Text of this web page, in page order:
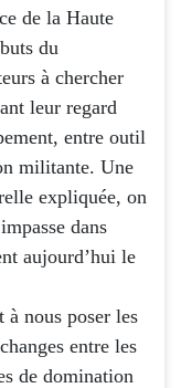
de la Haute
du
à chercher
leur regard
entre outil
militante. Une
expliquée, on
dans
aujourd’hui le
à nous poser les
entre les
de domination